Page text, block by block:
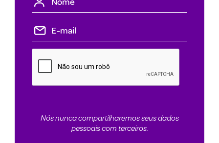
Nós nunca compartilharemos seus dados
pessoais com terceiros.